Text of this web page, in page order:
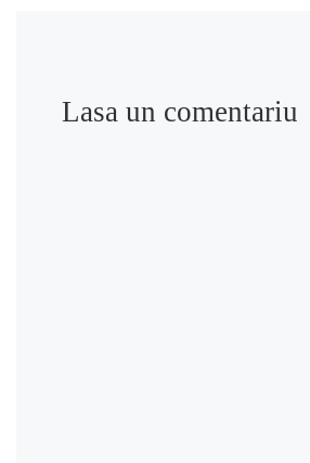
Lasa un comentariu